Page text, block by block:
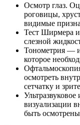
Осмотр глаз.
роговицы,
видимые
Тест Ширмера
слезной
Тонометрия —
которое
осмотреть
сетчатку и
Ультразвуковое
визуализации
быть